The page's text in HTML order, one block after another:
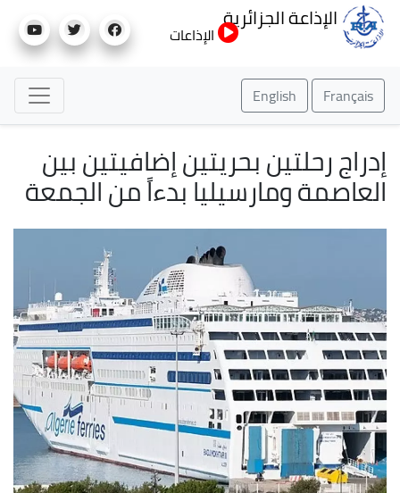
إلى
الإذاعة الجزائرية
الإذاعات
Français
English
إدراج رحلتين بحريتين إضافيتين بين
العاصمة ومارسيليا بدءاً من الجمعة